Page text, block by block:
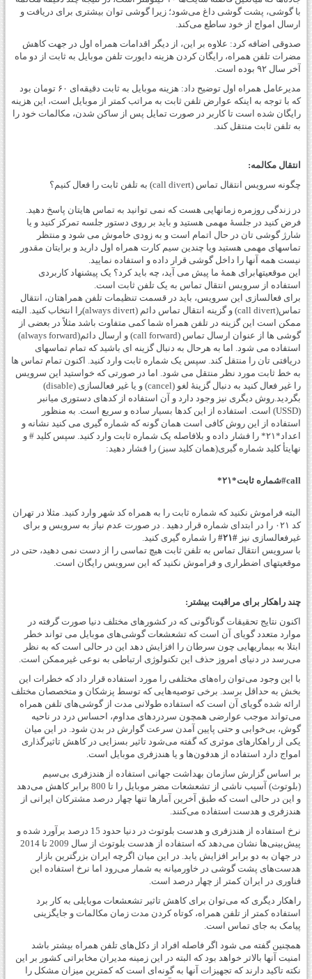
با گوشی، پشت گوشی داغ می‌شود؛ زیرا گوشی توان بیشتری برای دریافت و
ارسال امواج از خود ساطع می‌کند.
صدوقی اضافه کرد: علاوه بر این، از دیگر اقدامات همراه اول در جهت کاهش
مضرات تلفن همراه، رایگان کردن هزینه دایورت تلفن موبایل به ثابت از دو ماه
آخر سال ۹۲ بوده است.
مدیرعامل همراه اول توضیح داد: هزینه موبایل به ثابت دقیقه‌ای ۶۰ تومان بود
که با توجه به اینکه عوارض تلفن ثابت به مراتب کمتر از موبایل است، این هزینه
رایگان شده است تا کاربر در صورت تمایل پس از ساکن شدن، مکالمات خود را
به تلفن ثابت منتقل کند.
انتقال مکالمه:
چگونه سرویس انتقال تماس (call divert) به تلفن ثابت را فعال کنیم؟
در زندگی روزمره زمانهایی هست که نمی توانید به تماس هایتان پاسخ دهید.
فرض کنید در جلسۀ مهمی هستید و باید بر روی دستور جلسه تمرکز کنید و یا
شارژ گوشی تان در حال اتمام است و به زودی خاموش می شود و منتظر
تماسهای مهمی هستید ویا چندین سیم کارت همراه اول دارید و برایتان مقدور
نیست همه آنها را داخل گوشی قرار داده و استفاده نمایید.
این موقعیتهابرای همۀ ما پیش می آید، چه باید کرد؟ یک پیشنهاد کاربردی
استفاده از سرویس انتقال تماس به یک تلفن ثابت است.
برای فعالسازی این سرویس، باید در قسمت تنظیمات تلفن همراهتان، انتقال
تماس(call divert) و گزینه انتقال تماس دائم (always divert)را انتخاب کنید. البته
ممکن است این گزینه در تلفن همراه شما کمی متفاوت باشد مثلاً در بعضی از
گوشی ها از عنوان ارسال تماس (call forward) و ارسال دائم(always forward)
استفاده می شود. اما به هرحال به دنبال گزینه ای باشید که تمام تماسهای
دریافتی تان را منتقل کند. سپس یک شماره ثابت وارد کنید. اکنون تمام تماس ها
به خط ثابت مورد نظر منتقل می شود. اما در صورتی که خواستید این سرویس
را غیر فعال کنید به دنبال گزینۀ لغو (cancel) و یا غیر فعالسازی (disable)
بگردید.روش دیگری نیز وجود دارد و آن استفاده از کدهای دستوری میانبر
(USSD) است. استفاده از این کدها بسیار ساده و سریع است. به منظور
استفاده از این روش کافی است همان گونه که شماره گیری می کنید نشانه و
اعداد*۲۱* را فشار داده و بلافاصله یک شماره ثابت وارد کنید. سپس کلید # و
نهایتأ کلید شماره گیری(همان کلید سبز) را فشار دهید:
call#شماره ثابت*۲۱*
البته فراموش نکنید که شماره ثابت را به همراه کد شهر وارد کنید. مثلا در تهران
کد ۰۲۱ را در ابتدای شماره قرار دهید . در صورت عدم نیاز به سرویس و برای
غیرفعالسازی نیز #۲۱#
را شماره گیری کنید.
با سرویس انتقال تماس به تلفن ثابت هیچ تماسی را از دست نمی دهید، حتی در
موقعیتهای اضطراری و فراموش نکنید که این سرویس رایگان است.
چند راهکار برای مراقبت بیشتر:
اکنون نتایج تحقیقات گوناگونی که در کشورهای مختلف دنیا صورت گرفته در
موارد متعدد گویای آن است که تشعشعات گوشی‌های موبایل می تواند خطر
ابتلا به بیماریهایی چون سرطان را افزایش دهد این در حالی است که به نظر
می‌رسد در دنیای امروز حذف این تکنولوژی ارتباطی به نوعی غیرممکن است.
با این وجود می‌توان راه‌های مختلفی را مورد استفاده قرار داد که خطرات این
بخش به حداقل برسد. برخی توصیه‌هایی که توسط پزشکان و متخصصان مختلف
ارائه شده گویای آن است که استفاده طولانی مدت از گوشی‌های تلفن همراه
می‌تواند موجب عوارضی همچون سردردهای مداوم، احساس درد در ناحیه
گوش، بی‌خوابی و حتی پایین آمدن سرعت گوارش در بدن ‌شود. در این میان
یکی از راهکارهای موثری که گفته می‌شود تاثیر بسزایی در کاهش تاثیرگذاری
امواج دارد استفاده از هدفون‌ها و یا هندزفری موبایل است.
بر اساس گزارش سازمان بهداشت جهانی استفاده از هندزفری بی‌سیم
(بلوتوث) آسیب ناشی از تشعشعات مضر موبایل را تا 800 برابر کاهش می‌دهد
و این در حالی است که طبق آخرین آمارها تنها چهار درصد مشترکان ایرانی از
هندزفری و هدست استفاده می‌کنند.
نرخ استفاده از هندزفری و هدست بلوتوث در دنیا حدود 15 درصد برآورد شده و
پیش‌بینی‌ها نشان می‌دهد که استفاده از هدست بلوتوث از سال 2009 تا 2014
در جهان به دو برابر افزایش یابد. در این میان اگرچه ایران بزرگترین بازار
هدست‌های پشت گوشی در خاورمیانه به شمار می‌رود اما نرخ استفاده این
فناوری در ایران کمتر از چهار درصد است.
راهکار دیگری که می‌توان برای کاهش تاثیر تشعشعات موبایلی به کار برد
استفاده کمتر از تلفن همراه، کوتاه کردن مدت زمان مکالمات و جایگزینی
پیامک به جای تماس است.
همچنین گفته می شود اگر فاصله افراد از دکل‌های تلفن همراه بیشتر باشد
امنیت آنها بالاتر خواهد بود که البته در این زمینه مدیران مخابراتی کشور بر این
نکته تاکید دارند که تجهیزات آنها به گونه‌ای است که کمترین میزان مشکل را